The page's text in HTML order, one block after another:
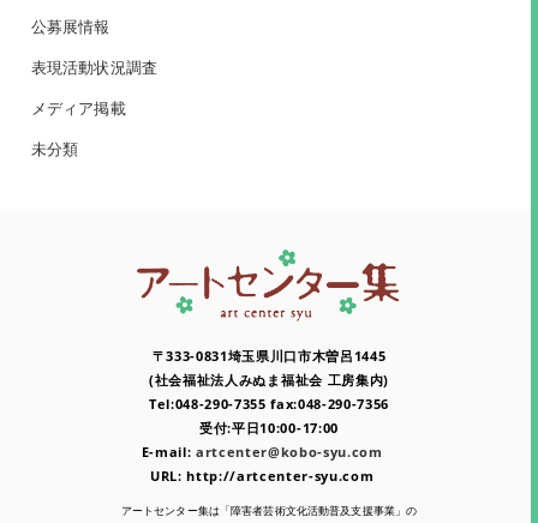
公募展情報
表現活動状況調査
メディア掲載
未分類
〒333-0831埼玉県川口市木曽呂1445
(社会福祉法人みぬま福祉会 工房集内)
Tel:048-290-7355 fax:048-290-7356
受付:平日10:00-17:00
E-mail: artcenter@kobo-syu.com
URL: http://artcenter-syu.com
アートセンター集は「障害者芸術文化活動普及支援事業」の